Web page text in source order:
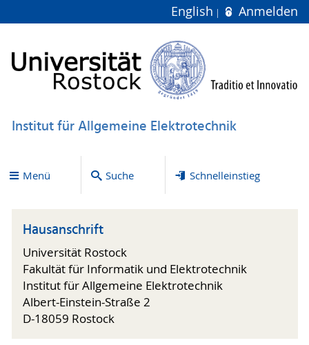
English Anmelden
Institut für Allgemeine Elektrotechnik
Menü Suche Schnelleinstieg
Hausanschrift
Universität Rostock
Fakultät für Informatik und Elektrotechnik
Institut für Allgemeine Elektrotechnik
Albert-Einstein-Straße 2
D-18059 Rostock